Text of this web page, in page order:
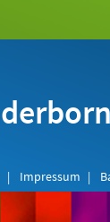
Impressum